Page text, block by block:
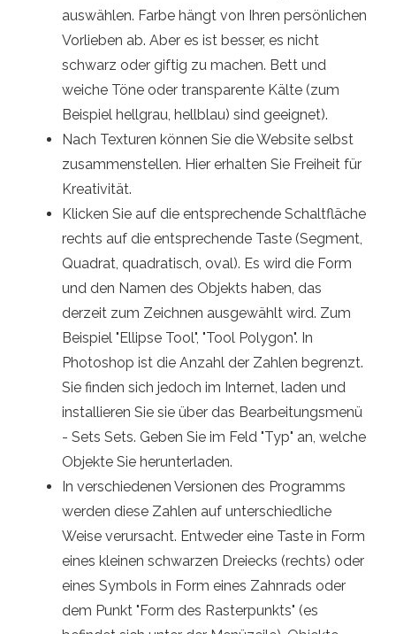
auswählen. Farbe hängt von Ihren persönlichen
Vorlieben ab. Aber es ist besser, es nicht
schwarz oder giftig zu machen. Bett und
weiche Töne oder transparente Kälte (zum
Beispiel hellgrau, hellblau) sind geeignet).
Nach Texturen können Sie die Website selbst
zusammenstellen. Hier erhalten Sie Freiheit für
Kreativität.
Klicken Sie auf die entsprechende Schaltfläche
rechts auf die entsprechende Taste (Segment,
Quadrat, quadratisch, oval). Es wird die Form
und den Namen des Objekts haben, das
derzeit zum Zeichnen ausgewählt wird. Zum
Beispiel "Ellipse Tool", "Tool Polygon". In
Photoshop ist die Anzahl der Zahlen begrenzt.
Sie finden sich jedoch im Internet, laden und
installieren Sie sie über das Bearbeitungsmenü
- Sets Sets. Geben Sie im Feld "Typ" an, welche
Objekte Sie herunterladen.
In verschiedenen Versionen des Programms
werden diese Zahlen auf unterschiedliche
Weise verursacht. Entweder eine Taste in Form
eines kleinen schwarzen Dreiecks (rechts) oder
eines Symbols in Form eines Zahnrads oder
dem Punkt "Form des Rasterpunkts" (es